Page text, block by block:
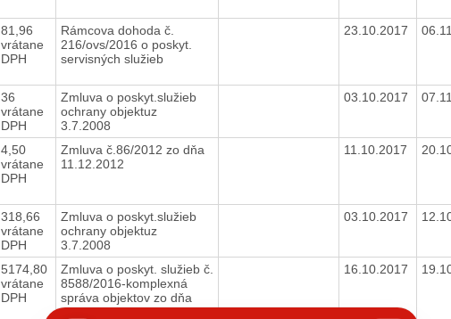
81,96
vrátane
DPH
Rámcova dohoda č.
216/ovs/2016 o poskyt.
servisných služieb
23.10.2017
36
vrátane
DPH
Zmluva o poskyt.služieb
ochrany objektuz
3.7.2008
03.10.2017
4,50
vrátane
DPH
Zmluva č.86/2012 zo dňa
11.12.2012
11.10.2017
318,66
vrátane
DPH
Zmluva o poskyt.služieb
ochrany objektuz
3.7.2008
03.10.2017
5174,80
vrátane
DPH
Zmluva o poskyt. služieb č.
8588/2016-komplexná
správa objektov zo dňa
9.3.2016
16.10.2017
Chatbot